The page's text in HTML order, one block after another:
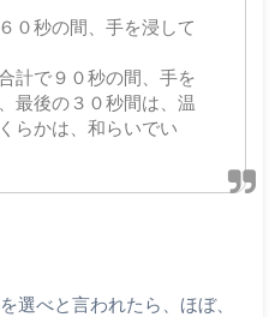
０秒の間、手を浸して
計で９０秒の間、手を
最後の３０秒間は、温
らかは、和らいでい
選べと言われたら、ほぼ、